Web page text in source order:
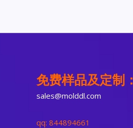
免费样品及定制：
sales@molddl.com
qq: 844894661